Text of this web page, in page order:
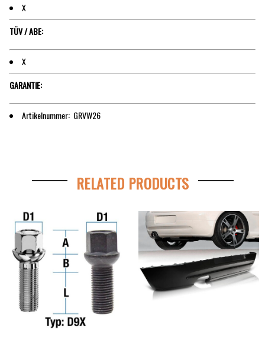
X
TÜV / ABE:
X
GARANTIE:
Artikelnummer: GRVW26
RELATED PRODUCTS